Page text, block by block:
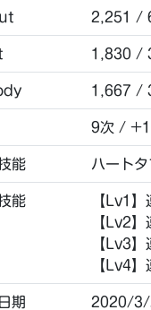
2,251 /
1,830 /
1,667 /
9次 /
能 ハート
能
【Lv1
【Lv2
【Lv3
【Lv4
期 2020/